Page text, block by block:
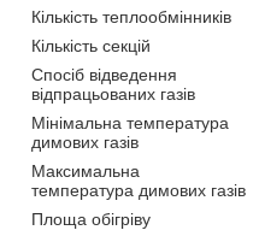
Кількість теплообмінників
Кількість секцій
Спосіб відведення
відпрацьованих газів
Мінімальна температура
димових газів
Максимальна
температура димових газів
Площа обігріву